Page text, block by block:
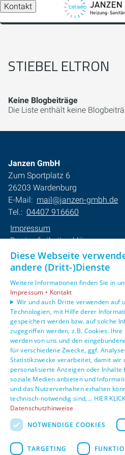
Kontakt
STIEBEL ELTRON
Keine Blogbeiträge
Die Liste enthält keine
Janzen GmbH
Zum Sportplatz 6
26203 Wardenburg
E-Mail: mail@janzen-gmbh.de
Tel.: 04407 916660
Impressum
Barrierefreiheitserklärung
Datenschutzerklärung
AGB
Unsere Bereiche
Privatkunden
Gewerbekunden
Karriere
Unternehmen
Kontakt
Diese Webseite
andere (Dritt-)Dienste
Weitere Informationen finden Sie in
Impressum • Kontakt
Wir und auch Dritte verwenden auf
Technologien, mit Hilfe derer
gespeichert werden bzw. auf solche
zugegriffen werden, z.B. Cookies.
werden von uns und den
für verschiedene Zwecke, ggf.
Statistikzwecke verarbeitet, damit wir
personalisierte Anzeigen oder
soziale Medien anbieten und
und das Nutzerverhalten erhalten
technisch-notwendig sind,... HIER
Datenschutzhinweise
NOTWENDIGE COOKIES
TARGETING